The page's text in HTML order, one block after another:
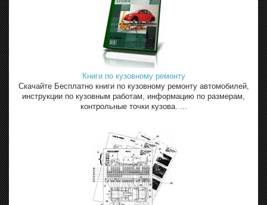
Книги по кузовному ремонту
Скачайте Бесплатно книги по кузовному ремонту автомобилей,
инструкции по кузовным работам, информацию по размерам,
контрольные точки кузова. ...